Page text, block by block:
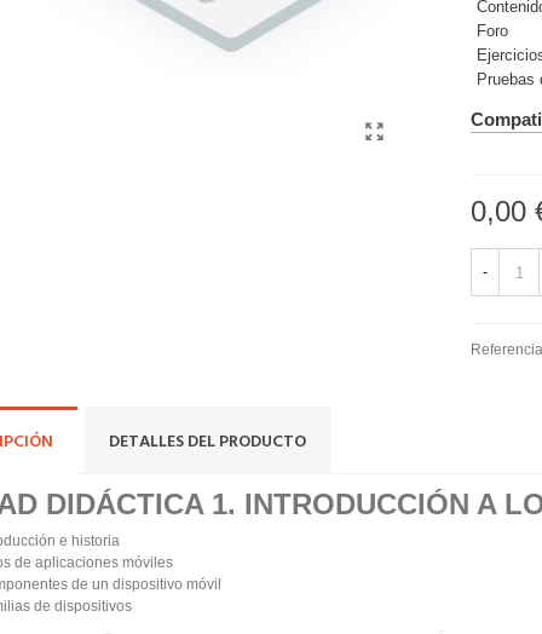
Foro
Pruebas
0,00
-
DETALLES DEL PRODUCTO
DIDÁCTICA 1. INTRODUCCIÓN A
e historia
de aplicaciones móviles
de un dispositivo móvil
de dispositivos